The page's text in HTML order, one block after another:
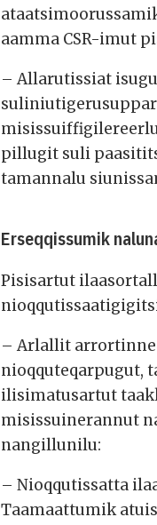
aamma CSR-imut
– Allarutissiat
pillugit suli
tamannalu
Erseqqissumik
Pisisartut
– Arlallit
nioqquteqarpugut,
ilisimatusartut
misissuinerannut
nangillunilu:
– Nioqqutissatta
Taamaattumik